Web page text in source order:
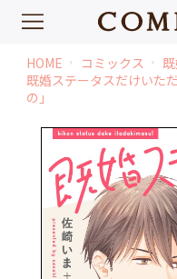
HOME chevron_right コミックス chevron_right
既婚ステータスだけいた
の」